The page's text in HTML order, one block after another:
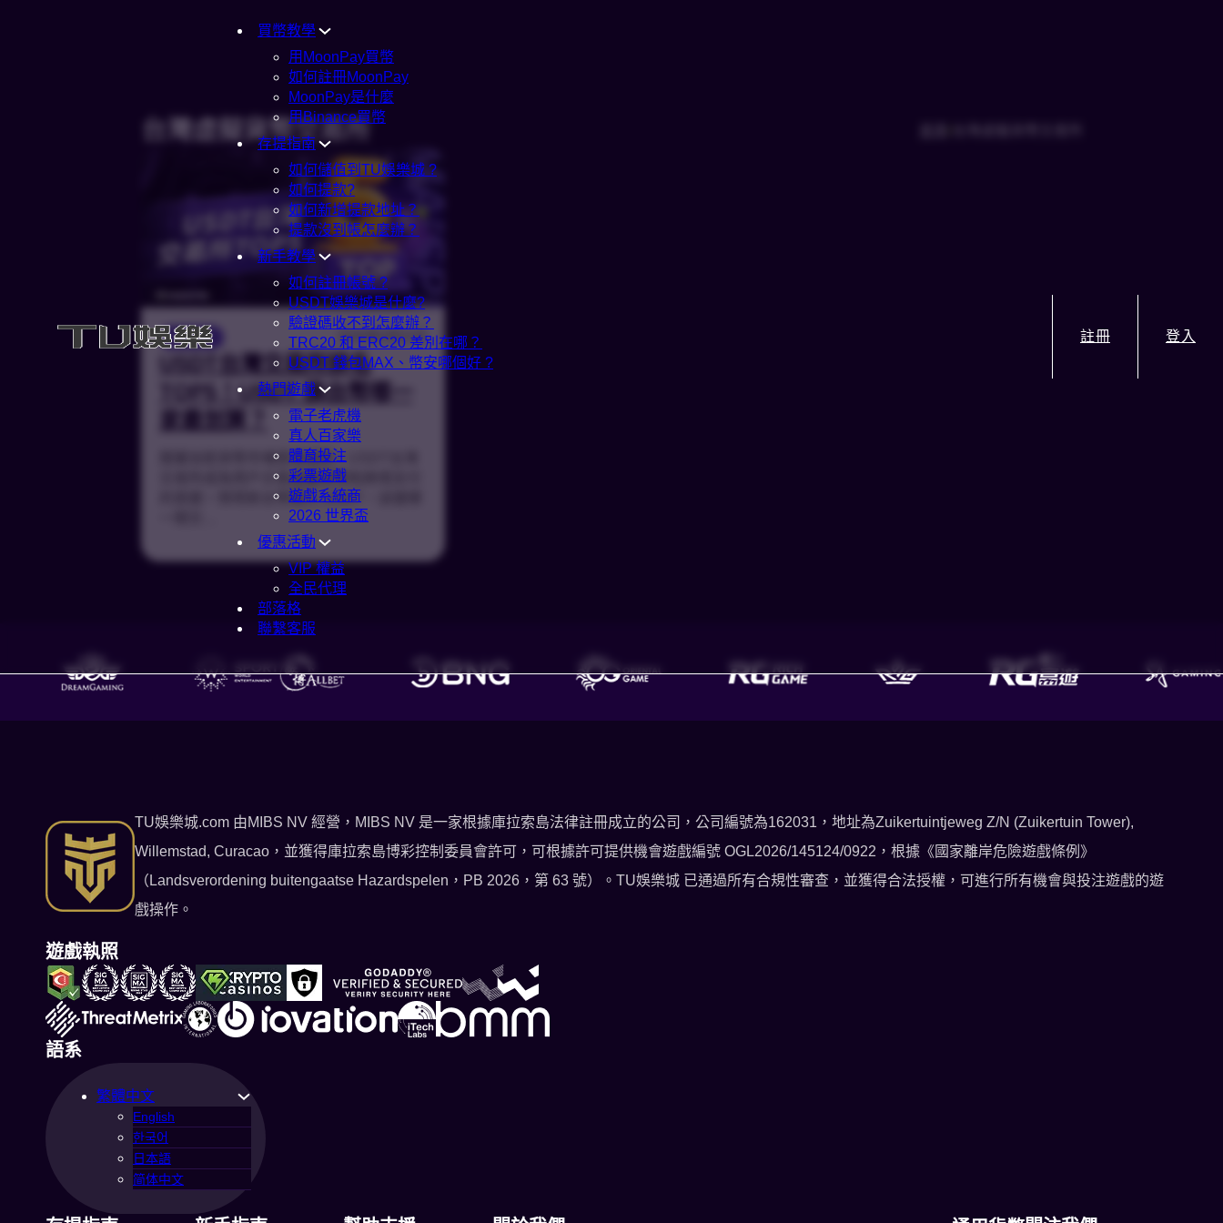
買幣教學
用MoonPay買幣
如何註冊MoonPay
MoonPay是什麼
用Binance買幣
存提指南
如何儲值到TU娛樂城 ?
如何提款?
如何新增提款地址？
提款沒到帳怎麼辦？
新手教學
如何註冊帳號 ?
USDT娛樂城是什麼?
驗證碼收不到怎麼辦？
TRC20 和 ERC20 差別在哪？
USDT 錢包MAX、幣安哪個好 ?
熱門遊戲
電子老虎機
真人百家樂
體育投注
彩票遊戲
遊戲系統商
2026 世界盃
優惠活動
VIP 權益
全民代理
部落格
聯繫客服
註冊 登入
台灣虛擬貨幣交易所
USDT 2026年4月21日
USDT台灣交易所排名
TOP5！USDT 換台幣哪一
隨著加密貨幣市場逐漸成熟，USDT台灣
交易所成為用戶交易虛擬貨幣和跨境支付
的首選。想用新台幣買入 USDT，該選哪
TU娛樂城.com 由MIBS NV 經營，MIBS NV 是一家根據庫拉索島法律註冊成立的公司，公司編號為162031，地址為Zuikertuintjeweg Z/N (Zuikertuin Tower),
Willemstad, Curacao，並獲得庫拉索島博彩控制委員會許可，可根據許可提供機會遊戲編號 OGL2026/145124/0922，根據《國家離岸危險遊戲條例》
（Landsverordening buitengaatse Hazardspelen，PB 2026，第 63 號）。TU娛樂城 已通過所有合規性審查，並獲得合法授權，可進行所有機會與投注遊戲的遊
戲操作。
遊戲執照
語系
繁體中文
English
한국어
日本語
简体中文